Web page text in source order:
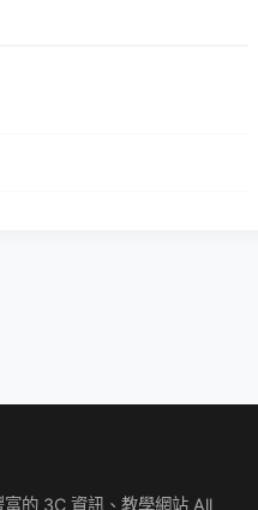
的 3C 資訊、教學網站 All